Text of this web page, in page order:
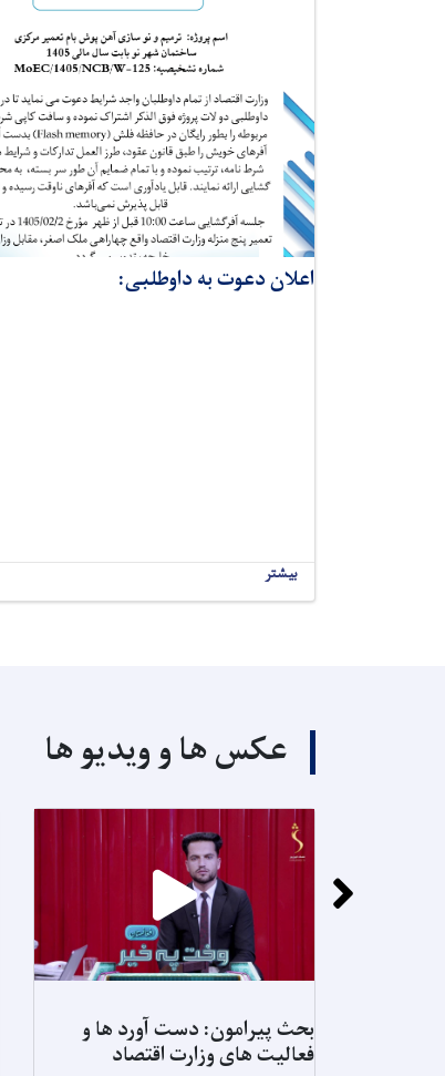
اعلان دعوت به داوطلبی:
بیشتر
عکس ها و ویدیو ها
بحث پیرامون: دست آورد ها و
فعالیت های وزارت اقتصاد